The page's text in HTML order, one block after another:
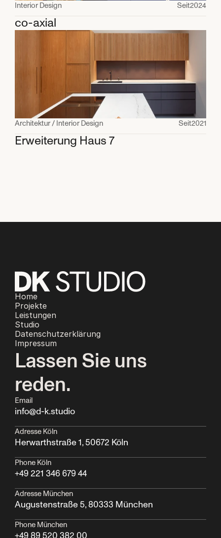
Interior Design Seit2024
co-axial
Architektur / Interior Design Seit2021
Erweiterung Haus 7
Home
Projekte
Leistungen
Studio
Datenschutzerklärung
Impressum
Lassen Sie uns
reden.
Email
info@d-k.studio
Adresse Köln
Herwarthstraße 1, 50672 Köln
Phone Köln
+49 221 346 679 44
Adresse München
Augustenstraße 5, 80333 München
Phone München